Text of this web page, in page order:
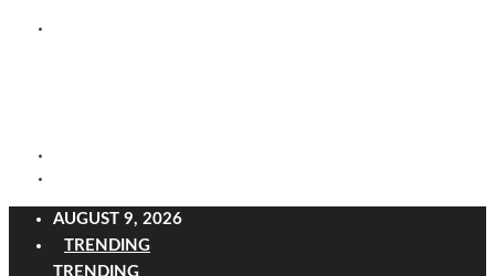
AUGUST 9, 2026
TRENDING
TRENDING